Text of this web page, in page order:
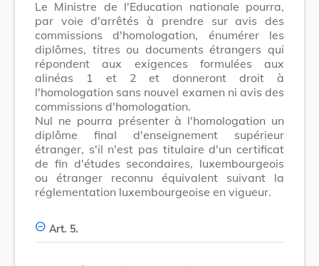
Le Ministre de l'Education nationale pourra,
par voie d'arrêtés à prendre sur avis des
commissions d'homologation, énumérer les
diplômes, titres ou documents étrangers qui
répondent aux exigences formulées aux
alinéas 1 et 2 et donneront droit à
l'homologation sans nouvel examen ni avis des
commissions d'homologation.
Nul ne pourra présenter à l'homologation un
diplôme final d'enseignement supérieur
étranger, s'il n'est pas titulaire d'un certificat
de fin d'études secondaires, luxembourgeois
ou étranger reconnu équivalent suivant la
réglementation luxembourgeoise en vigueur.
Art. 5.